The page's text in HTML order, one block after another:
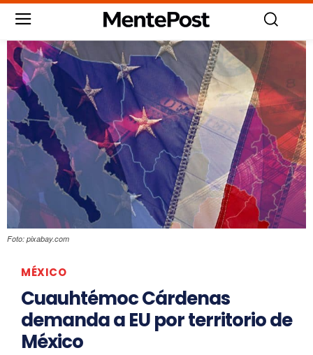
Foto: pixabay.com
MÉXICO
Cuauhtémoc Cárdenas
demanda a EU por territorio de
México